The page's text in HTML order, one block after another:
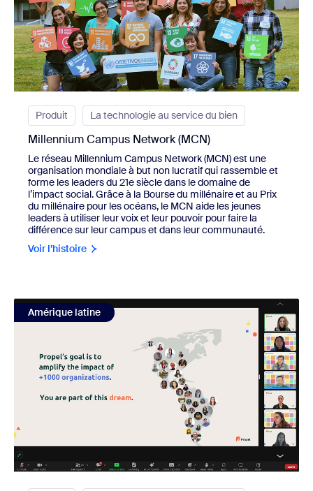
Produit La technologie au service du bien
Millennium Campus Network (MCN)
Le réseau Millennium Campus Network (MCN) est une
organisation mondiale à but non lucratif qui rassemble et
forme les leaders du 21e siècle dans le domaine de
l’impact social. Grâce à la Bourse du millénaire et au Prix
du millénaire pour les océans, le MCN aide les jeunes
leaders à utiliser leur voix et leur pouvoir pour faire la
différence sur leur campus et dans leur communauté.
Voir l’histoire
view Propel
Amérique latine